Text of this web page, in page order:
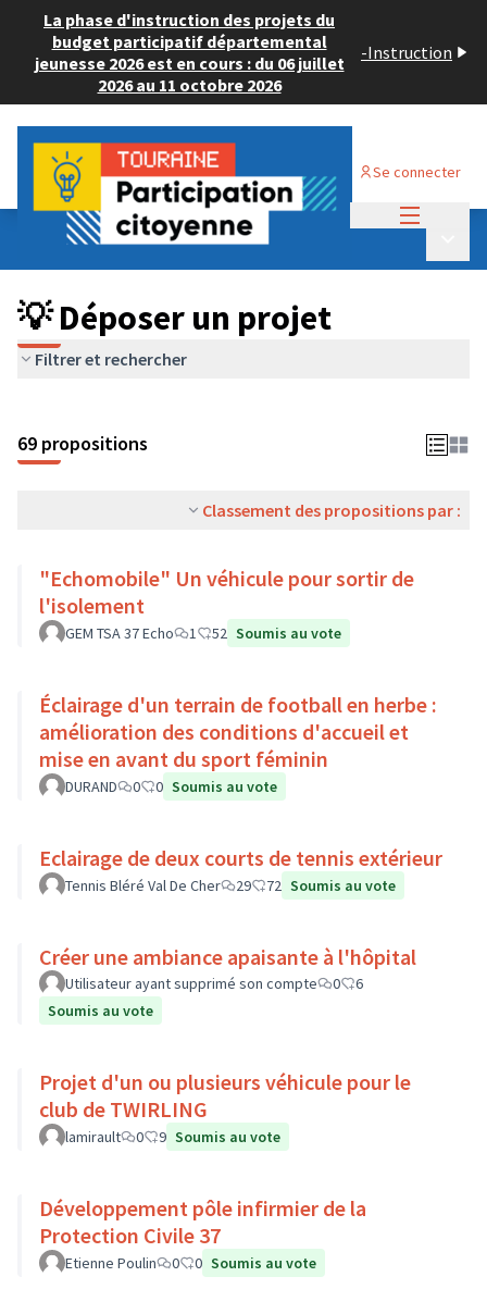
La phase d'instruction des projets du
budget participatif départemental
jeunesse 2026 est en cours : du 06 juillet
2026 au 11 octobre 2026
-Instruction
Se connecter
Budget Participatif ADULTE 2024
💡 Déposer un projet
💡 Déposer un projet
Filtrer et rechercher
69 propositions
Classement des propositions par :
"Echomobile" Un véhicule pour sortir de
l'isolement
GEM TSA 37 Echo 1 52 Soumis au vote
Éclairage d'un terrain de football en herbe :
amélioration des conditions d'accueil et
mise en avant du sport féminin
DURAND 0 0 Soumis au vote
Eclairage de deux courts de tennis extérieur
Tennis Bléré Val De Cher 29 72 Soumis au vote
Créer une ambiance apaisante à l'hôpital
Utilisateur ayant supprimé son compte 0
6
Soumis au vote
Projet d'un ou plusieurs véhicule pour le
club de TWIRLING
lamirault 0 9 Soumis au vote
Développement pôle infirmier de la
Protection Civile 37
Etienne Poulin 0 0 Soumis au vote